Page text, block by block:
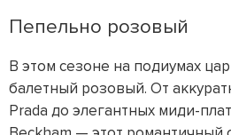
Пепельно розовый
В этом сезоне на подиумах
балетный розовый. От
Prada до элегантных миди-